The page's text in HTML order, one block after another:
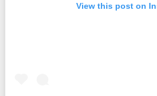
View this post on